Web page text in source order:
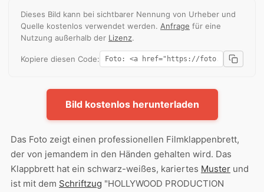
Dieses Bild kann bei sichtbarer Nennung von Urheber und
Quelle kostenlos verwendet werden. Anfrage für eine
Nutzung außerhalb der Lizenz.
Kopiere diesen Code:
Bild kostenlos herunterladen
Das Foto zeigt einen professionellen Filmklappenbrett,
der von jemandem in den Händen gehalten wird. Das
Klappbrett hat ein schwarz-weißes, kariertes Muster und
ist mit dem Schriftzug "HOLLYWOOD PRODUCTION